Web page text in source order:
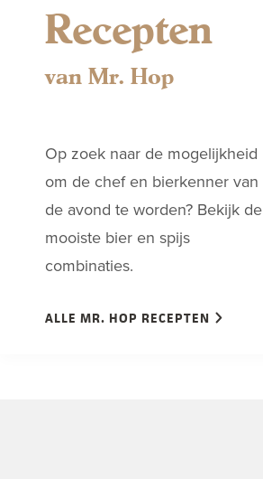
Recepten
van Mr. Hop
Op zoek naar de mogelijkheid
om de chef en bierkenner van
de avond te worden? Bekijk de
mooiste bier en spijs
combinaties.
ALLE MR. HOP RECEPTEN